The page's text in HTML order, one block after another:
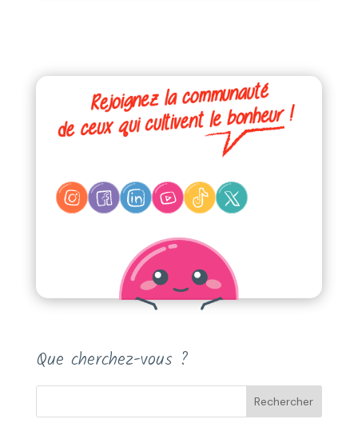
Que cherchez-vous ?